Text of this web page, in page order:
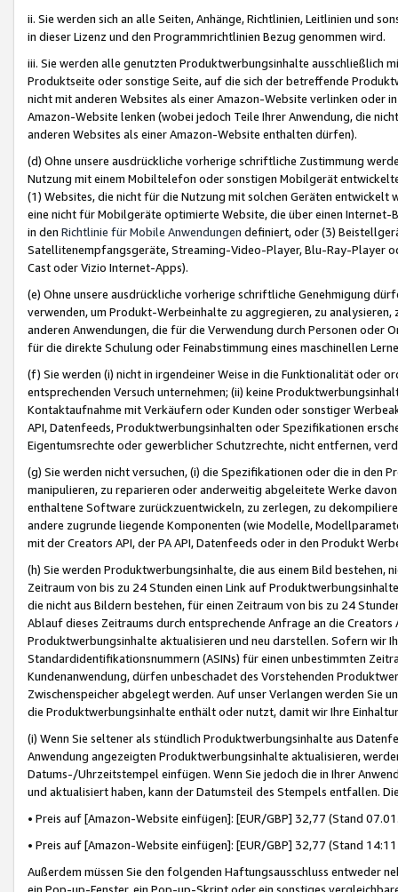
ii. Sie werden sich an alle Seiten, Anhänge, Richtlinien, Leitlinien und
in dieser Lizenz und den Programmrichtlinien Bezug genommen wird.
iii. Sie werden alle genutzten Produktwerbungsinhalte ausschließlich
Produktseite oder sonstige Seite, auf die sich der betreffende
nicht mit anderen Websites als einer Amazon-Website verlinken oder
Amazon-Website lenken (wobei jedoch Teile Ihrer Anwendung, die
anderen Websites als einer Amazon-Website enthalten dürfen).
(d) Ohne unsere ausdrückliche vorherige schriftliche Zustimmung
Nutzung mit einem Mobiltelefon oder sonstigen Mobilgerät
(1) Websites, die nicht für die Nutzung mit solchen Geräten
eine nicht für Mobilgeräte optimierte Website, die über einen
in den Richtlinie für Mobile Anwendungen definiert, oder (3)
Satellitenempfangsgeräte, Streaming-Video-Player, Blu-Ray-Player
Cast oder Vizio Internet-Apps).
(e) Ohne unsere ausdrückliche vorherige schriftliche Genehmigung
verwenden, um Produkt-Werbeinhalte zu aggregieren, zu
anderen Anwendungen, die für die Verwendung durch Personen
für die direkte Schulung oder Feinabstimmung eines maschinellen
(f) Sie werden (i) nicht in irgendeiner Weise in die Funktionalität oder
entsprechenden Versuch unternehmen; (ii) keine
Kontaktaufnahme mit Verkäufern oder Kunden oder sonstiger
API, Datenfeeds, Produktwerbungsinhalten oder Spezifikationen
Eigentumsrechte oder gewerblicher Schutzrechte, nicht entfernen,
(g) Sie werden nicht versuchen, (i) die Spezifikationen oder die in
manipulieren, zu reparieren oder anderweitig abgeleitete Werke
enthaltene Software zurückzuentwickeln, zu zerlegen, zu
andere zugrunde liegende Komponenten (wie Modelle,
mit der Creators API, der PA API, Datenfeeds oder in den Produkt
(h) Sie werden Produktwerbungsinhalte, die aus einem Bild bestehen,
Zeitraum von bis zu 24 Stunden einen Link auf
die nicht aus Bildern bestehen, für einen Zeitraum von bis zu 24
Ablauf dieses Zeitraums durch entsprechende Anfrage an die
Produktwerbungsinhalte aktualisieren und neu darstellen. Sofern wir
Standardidentifikationsnummern (ASINs) für einen unbestimmten
Kundenanwendung, dürfen unbeschadet des Vorstehenden
Zwischenspeicher abgelegt werden. Auf unser Verlangen werden Sie
die Produktwerbungsinhalte enthält oder nutzt, damit wir Ihre
(i) Wenn Sie seltener als stündlich Produktwerbungsinhalte aus
Anwendung angezeigten Produktwerbungsinhalte aktualisieren,
Datums-/Uhrzeitstempel einfügen. Wenn Sie jedoch die in Ihrer
und aktualisiert haben, kann der Datumsteil des Stempels entfallen.
• Preis auf [Amazon-Website einfügen]: [EUR/GBP] 32,77 (Stand
• Preis auf [Amazon-Website einfügen]: [EUR/GBP] 32,77 (Stand
Außerdem müssen Sie den folgenden Haftungsausschluss entweder
ein Pop-up-Fenster, ein Pop-up-Skript oder ein sonstiges